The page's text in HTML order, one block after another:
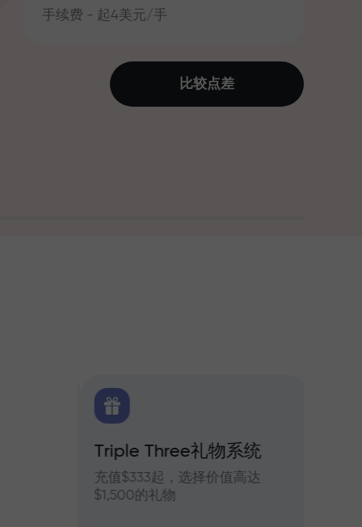
手续费 - 起4美元/手
比较点差
Triple Three礼物系统
充值$333起，选择价值高达
$1,500的礼物